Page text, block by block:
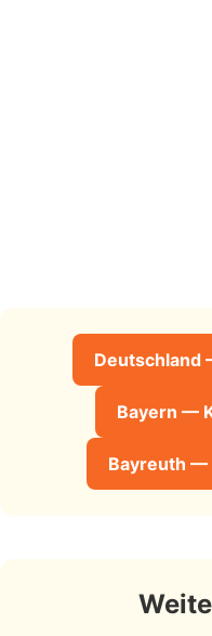
Deutschland
Bayern —
Bayreuth —